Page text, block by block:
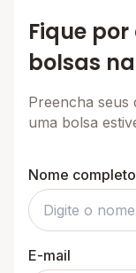
Fique
bolsas
Preencha seus
uma bolsa
Nome completo
E-mail